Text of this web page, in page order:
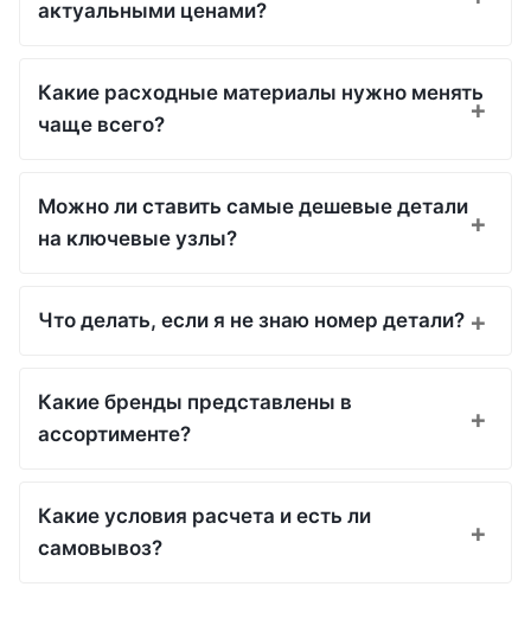
актуальными ценами?
Какие расходные материалы нужно менять
чаще всего?
Можно ли ставить самые дешевые детали
на ключевые узлы?
Что делать, если я не знаю номер детали?
Какие бренды представлены в
ассортименте?
Какие условия расчета и есть ли
самовывоз?